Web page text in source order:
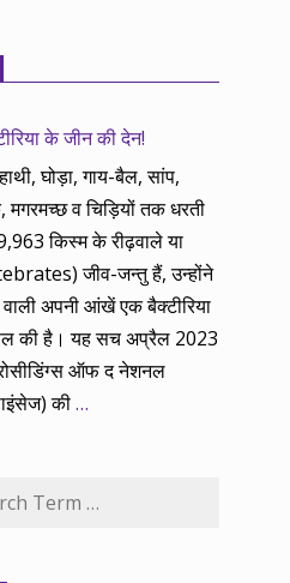
के जीन की देन!
घोड़ा, गाय-बैल, सांप,
व चिड़ियों तक धरती
किस्म के रीढ़वाले या
जीव-जन्तु हैं, उन्होंने
अपनी आंखें एक बैक्टीरिया
की है। यह सच अप्रैल 2023
ऑफ द नेशनल
की…